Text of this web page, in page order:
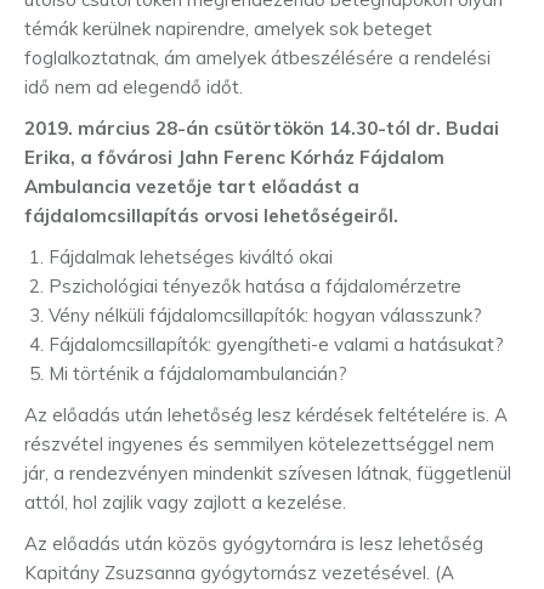
témák kerülnek napirendre, amelyek sok beteget
foglalkoztatnak, ám amelyek átbeszélésére a rendelési
idő nem ad elegendő időt.
2019. március 28-án csütörtökön 14.30-tól dr. Budai
Erika, a fővárosi Jahn Ferenc Kórház Fájdalom
Ambulancia vezetője tart előadást a
fájdalomcsillapítás orvosi lehetőségeiről.
Fájdalmak lehetséges kiváltó okai
Pszichológiai tényezők hatása a fájdalomérzetre
Vény nélküli fájdalomcsillapítók: hogyan válasszunk?
Fájdalomcsillapítók: gyengítheti-e valami a hatásukat?
Mi történik a fájdalomambulancián?
Az előadás után lehetőség lesz kérdések feltételére is. A
részvétel ingyenes és semmilyen kötelezettséggel nem
jár, a rendezvényen mindenkit szívesen látnak, függetlenül
attól, hol zajlik vagy zajlott a kezelése.
Az előadás után közös gyógytornára is lesz lehetőség
Kapitány Zsuzsanna gyógytornász vezetésével. (A